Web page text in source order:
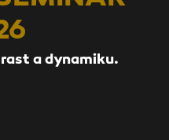
rast a dynamiku.